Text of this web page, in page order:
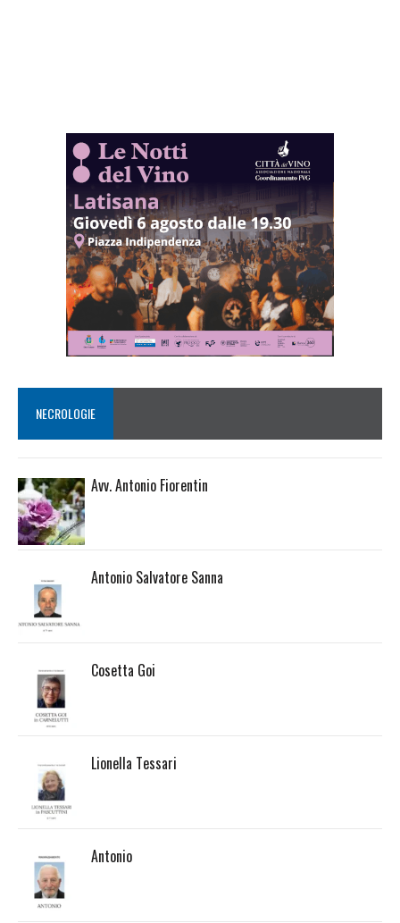
NECROLOGIE
Avv. Antonio Fiorentin
Antonio Salvatore Sanna
Cosetta Goi
Lionella Tessari
Antonio